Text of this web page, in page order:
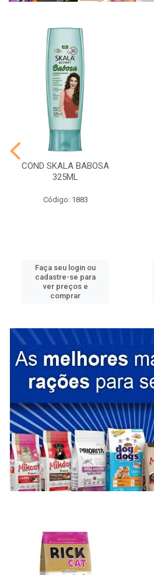
COND SKALA BABOSA
325ML
Código: 1883
Faça seu login ou
cadastre-se para
ver preços e
comprar